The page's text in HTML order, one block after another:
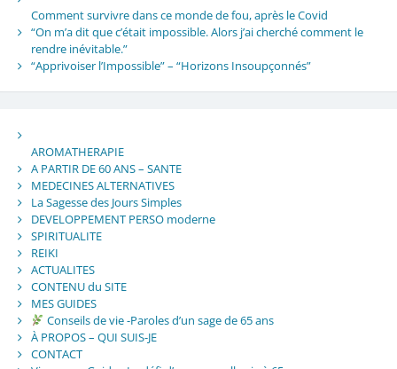
Comment survivre dans ce monde de fou, après le Covid
“On m’a dit que c’était impossible. Alors j’ai cherché comment le
rendre inévitable.”
“Apprivoiser l’Impossible” – “Horizons Insoupçonnés”
AROMATHERAPIE
A PARTIR DE 60 ANS – SANTE
MEDECINES ALTERNATIVES
La Sagesse des Jours Simples
DEVELOPPEMENT PERSO moderne
SPIRITUALITE
REIKI
ACTUALITES
CONTENU du SITE
MES GUIDES
Conseils de vie -Paroles d’un sage de 65 ans
À PROPOS – QUI SUIS-JE
CONTACT